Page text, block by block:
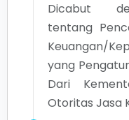
Dicabut
tentang
Keuangan/
yang
Dari
Otoritas Jasa